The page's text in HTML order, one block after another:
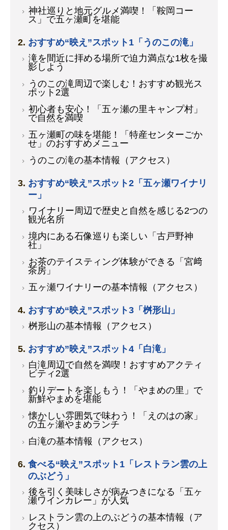
神社巡りと地元グルメ満喫！「鞍岡コー
ス」で五ヶ瀬町を堪能
おすすめ“映え”スポット1「うのこの滝」
滝を間近に拝める場所で迫力満点な1枚を撮
影しよう
うのこの滝周辺で楽しむ！おすすめ観光ス
ポット2選
初心者も安心！「五ヶ瀬の里キャンプ村」
で自然を満喫
五ヶ瀬町の味を堪能！「特産センターごか
せ」のおすすめメニュー
うのこの滝の基本情報（アクセス）
おすすめ“映え”スポット2「五ヶ瀬ワイナリ
ー」
ワイナリー周辺で歴史と自然を感じる2つの
観光名所
境内にある石像巡りも楽しい「古戸野神
社」
お茶のテイスティング体験ができる「宮﨑
茶房」
五ヶ瀬ワイナリーの基本情報（アクセス）
おすすめ“映え”スポット3「桝形山」
桝形山の基本情報（アクセス）
おすすめ”映え”スポット4「白滝」
白滝周辺で自然を満喫！おすすめアクティ
ビティ2選
釣りデートを楽しもう！「やまめの里」で
新鮮やまめを堪能
懐かしい雰囲気で味わう！「えのはの家」
の五ヶ瀬やまめランチ
白滝の基本情報（アクセス）
食べる“映え”スポット1「レストラン雲の上
のぶどう」
後を引く美味しさが病みつきになる「五ヶ
瀬ワインカレー」が人気
レストラン雲の上のぶどうの基本情報（ア
クセス）